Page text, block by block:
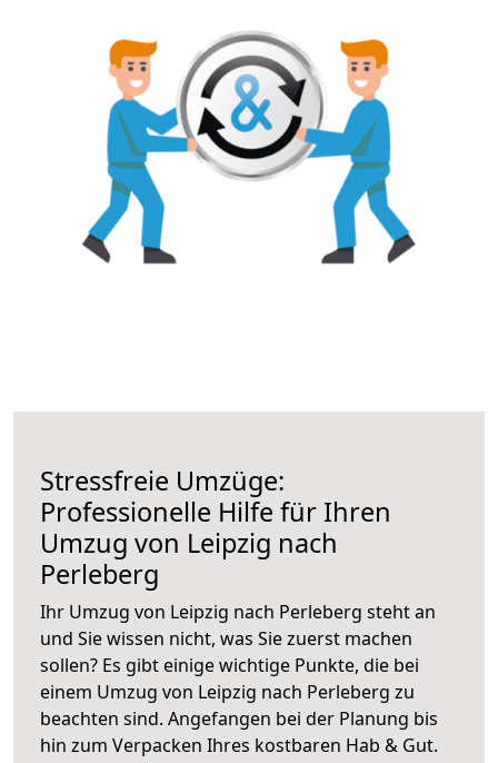
Stressfreie Umzüge:
Professionelle Hilfe für Ihren
Umzug von Leipzig nach
Perleberg
Ihr Umzug von Leipzig nach Perleberg steht an
und Sie wissen nicht, was Sie zuerst machen
sollen? Es gibt einige wichtige Punkte, die bei
einem Umzug von Leipzig nach Perleberg zu
beachten sind. Angefangen bei der Planung bis
hin zum Verpacken Ihres kostbaren Hab & Gut.